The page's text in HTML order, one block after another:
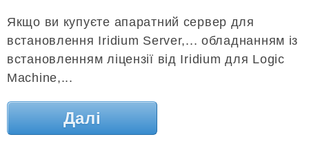
Якщо ви купуєте апаратний сервер для
встановлення Iridium Server,... обладнанням із
встановленням ліцензії від Iridium для Logic
Machine,...
Далі